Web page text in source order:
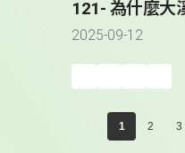
121- 為什麼大
2025-09-12
1 2 3